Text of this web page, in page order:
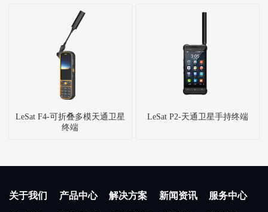
LeSat F4-可折叠多模天通卫星
终端
LeSat P2-天通卫星手持终端
关于我们 产品中心 解决方案 新闻资讯 服务中心